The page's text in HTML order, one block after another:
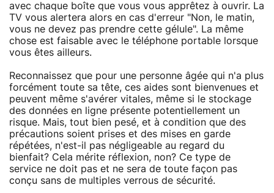
avec chaque boîte que vous vous apprêtez à ouvrir. La
TV vous alertera alors en cas d'erreur "Non, le matin,
vous ne devez pas prendre cette gélule". La même
chose est faisable avec le téléphone portable lorsque
vous êtes ailleurs.
Reconnaissez que pour une personne âgée qui n'a plus
forcément toute sa tête, ces aides sont bienvenues et
peuvent même s'avérer vitales, même si le stockage
des données en ligne présente potentiellement un
risque. Mais, tout bien pesé, et à condition que des
précautions soient prises et des mises en garde
répétées, n'est-il pas négligeable au regard du
bienfait? Cela mérite réflexion, non? Ce type de
service ne doit pas et ne sera de toute façon pas
conçu sans de multiples verrous de sécurité.